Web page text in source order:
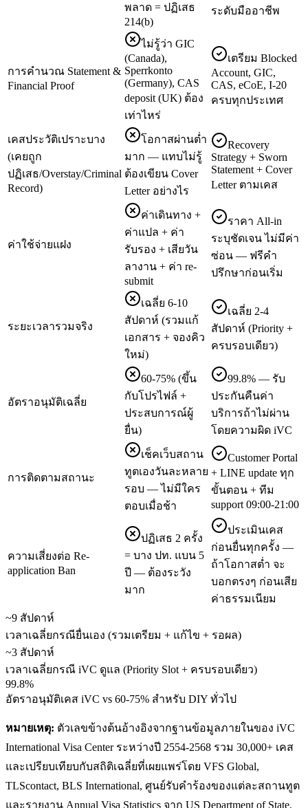
พลาด = ปฏิเสธ
214(b)
ระดับมืออาชีพ
การคำนวณ Statement &
Financial Proof
ไม่รู้ว่า GIC
(Canada),
Sperrkonto
(Germany), CAS
deposit (UK) ต้อง
เท่าไหร่
เตรียม Blocked
Account, GIC,
CAS, eCoE, I-20
ครบทุกประเทศ
เคสประวัติเปราะบาง
(เคยถูก
ปฏิเสธ/Overstay/Criminal
Record)
โอกาสผ่านต่ำ
มาก — แทบไม่รู้
ต้องเขียน Cover
Letter อย่างไร
Recovery
Strategy + Sworn
Statement + Cover
Letter ตามเคส
ค่าใช้จ่ายแฝง
ค่าเดินทาง +
ค่าแปล + ค่า
รับรอง + เสียวัน
ลางาน + ค่า re-
submit
ราคา All-in
ระบุชัดเจน ไม่มีค่า
ซ่อน — ฟรีคำ
ปรึกษาก่อนเริ่ม
ระยะเวลารวมจริง
เฉลี่ย 6-10
สัปดาห์ (รวมแก้
เอกสาร + จองคิว
ใหม่)
เฉลี่ย 2-4
สัปดาห์ (Priority +
ครบรอบเดียว)
อัตราอนุมัติเฉลี่ย
60-75% (ขึ้น
กับโปรไฟล์ +
ประสบการณ์ผู้
ยื่น)
99.8% — รับ
ประกันคืนค่า
บริการถ้าไม่ผ่าน
โดยความผิด iVC
การติดตามสถานะ
เช็คเว็บสถาน
ทูตเองวันละหลาย
รอบ — ไม่มีใคร
ตอบเมื่อช้า
Customer Portal
+ LINE update ทุก
ขั้นตอน + ทีม
support 09:00-21:00
ความเสี่ยงต่อ Re-
application Ban
ปฏิเสธ 2 ครั้ง
= บาง ปท. แบน 5
ปี — ต้องระวัง
มาก
ประเมินเคส
ก่อนยื่นทุกครั้ง —
ถ้าโอกาสต่ำ จะ
บอกตรงๆ ก่อนเสีย
ค่าธรรมเนียม
~9 สัปดาห์
เวลาเฉลี่ยกรณียื่นเอง (รวมเตรียม + แก้ไข + รอผล)
~3 สัปดาห์
เวลาเฉลี่ยกรณี iVC ดูแล (Priority Slot + ครบรอบเดียว)
99.8%
อัตราอนุมัติเคส iVC vs 60-75% สำหรับ DIY ทั่วไป
หมายเหตุ: ตัวเลขข้างต้นอ้างอิงจากฐานข้อมูลภายในของ iVC
International Visa Center ระหว่างปี 2554-2568 รวม 30,000+ เคส
และเปรียบเทียบกับสถิติเฉลี่ยที่เผยแพร่โดย VFS Global,
TLScontact, BLS International, ศูนย์รับคำร้องของแต่ละสถานทูต
และรายงาน Annual Visa Statistics จาก US Department of State,